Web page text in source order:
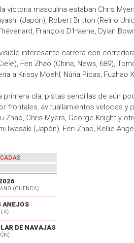
victoria masculina estaban Chris
(Japón), Robert Britton (Reino
François D'Haene, Dylan
interesante carrera con
Fen Zhao (China, News, 689),
a Krissy Moehl, Núria Picas, Fuzhao
primera ola, pistas sencillas de aún
frontales, avituallamientos veloces y
Zhao, Chris Myers, George Knight y
Iwasaki (Japón), Fen Zhao, Kellie
(CUENCA)
ANEJOS
DE NAVAJAS